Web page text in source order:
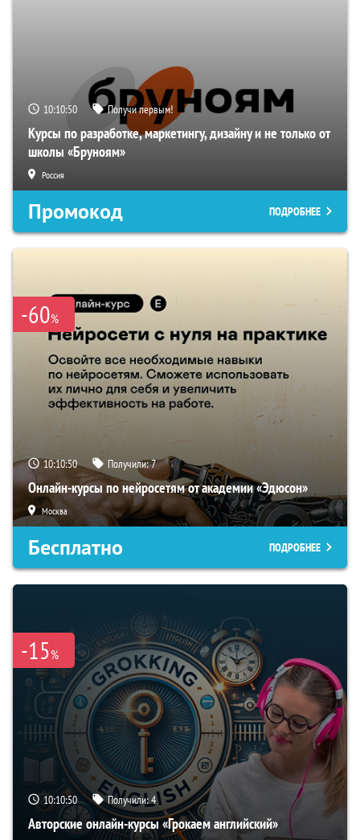
10:10:49 Получи первым!
Курсы по разработке, маркетингу, дизайну и не только от
школы «Бруноям»
Россия
Промокод ПОДРОБНЕЕ
-60%
10:10:49 Получили:7
Онлайн-курсы по нейросетям от академии «Эдюсон»
Москва
Бесплатно ПОДРОБНЕЕ
-15%
10:10:49 Получили:4
Авторские онлайн-курсы «Грокаем английский»